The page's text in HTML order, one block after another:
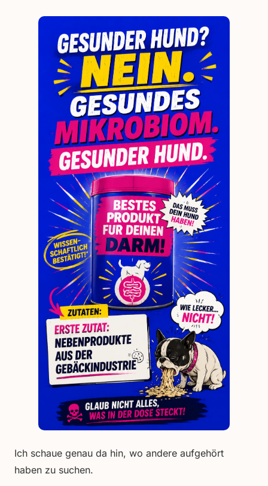
Ich schaue genau da hin, wo andere aufgehört
haben zu suchen.